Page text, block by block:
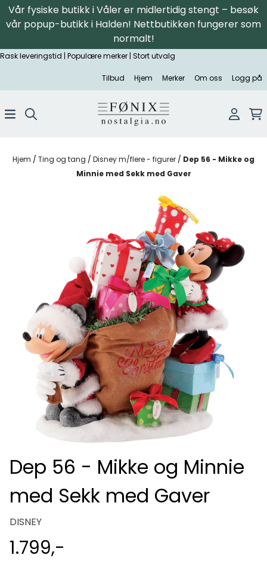
Hopp til innhold
Vår fysiske butikk i Våler er midlertidig stengt – besøk
vår popup-butikk i Halden! Nettbutikken fungerer som
normalt!
Rask leveringstid | Populære merker | Stort utvalg
Tilbud Hjem Merker Om oss Logg på
Hjem / Ting og tang / Disney m/flere - figurer / Dep 56 - Mikke og
Minnie med Sekk med Gaver
Dep 56 - Mikke og Minnie
med Sekk med Gaver
DISNEY
1.799,-